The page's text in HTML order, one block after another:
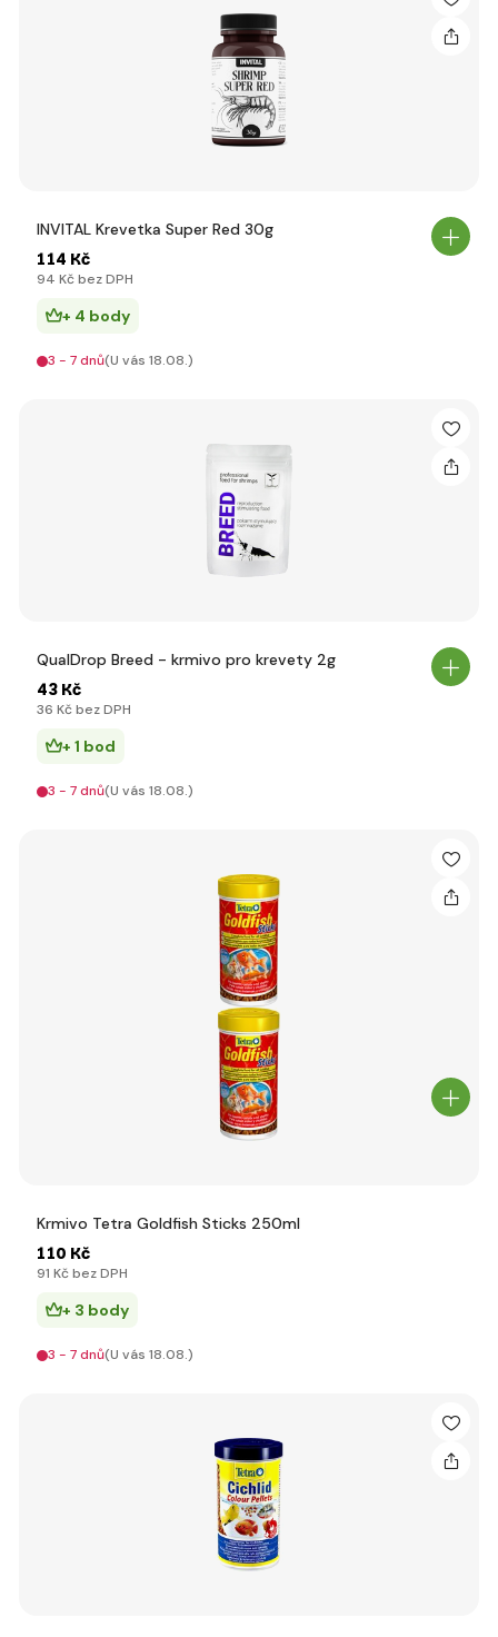
INVITAL Krevetka Super Red 30g
114 Kč
94 Kč bez DPH
+ 4 body
3 - 7 dnů(U vás 18.08.)
QualDrop Breed - krmivo pro krevety 2g
43 Kč
36 Kč bez DPH
+ 1 bod
3 - 7 dnů(U vás 18.08.)
Krmivo Tetra Goldfish Sticks 250ml
110 Kč
91 Kč bez DPH
+ 3 body
3 - 7 dnů(U vás 18.08.)